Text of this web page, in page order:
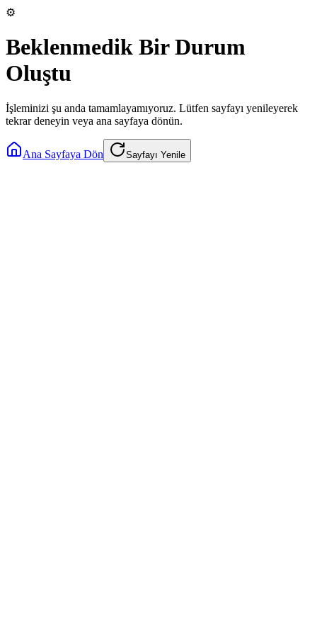
⚙️
Beklenmedik Bir Durum
Oluştu
İşleminizi şu anda tamamlayamıyoruz. Lütfen sayfayı yenileyerek
tekrar deneyin veya ana sayfaya dönün.
Ana Sayfaya Dön Sayfayı Yenile